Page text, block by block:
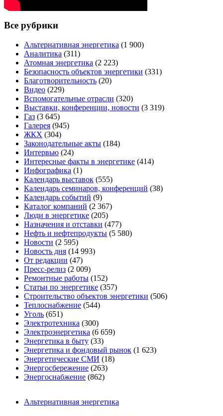
Все рубрики
Альтернативная энергетика (1 900)
Аналитика (311)
Атомная энергетика (2 223)
Безопасность объектов энергетики (331)
Благотворительность (20)
Видео (229)
Вспомогательные отрасли (320)
Выставки, конференции, новости (3 319)
Газ (3 645)
Галерея (945)
ЖКХ (304)
Законодательные акты (184)
Интервью (24)
Интересные факты в энергетике (414)
Инфографика (1)
Календарь выставок (555)
Календарь семинаров, конференций (38)
Календарь событий (9)
Каталог компаний (2 367)
Люди в энергетике (205)
Назначения и отставки (477)
Нефть и нефтепродукты (5 580)
Новости (2 595)
Новость дня (14 993)
От редакции (47)
Пресс-релиз (2 009)
Ремонтные работы (152)
Статьи по энергетике (357)
Строительство объектов энергетики (506)
Теплоснабжение (544)
Уголь (651)
Электротехника (300)
Электроэнергетика (6 659)
Энергетика в быту (33)
Энергетика и фондовый рынок (1 623)
Энергетические СМИ (18)
Энергосбережение (263)
Энергоснабжение (862)
Альтернативная энергетика